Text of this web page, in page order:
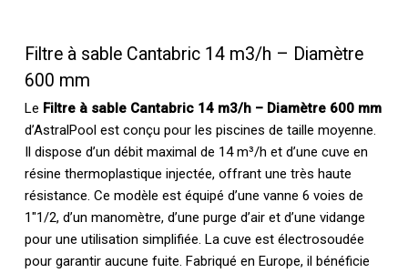
Filtre à sable Cantabric 14 m3/h – Diamètre
600 mm
Le Filtre à sable Cantabric 14 m3/h – Diamètre 600 mm
d’AstralPool est conçu pour les piscines de taille moyenne.
Il dispose d’un débit maximal de 14 m³/h et d’une cuve en
résine thermoplastique injectée, offrant une très haute
résistance. Ce modèle est équipé d’une vanne 6 voies de
1″1/2, d’un manomètre, d’une purge d’air et d’une vidange
pour une utilisation simplifiée. La cuve est électrosoudée
pour garantir aucune fuite. Fabriqué en Europe, il bénéficie